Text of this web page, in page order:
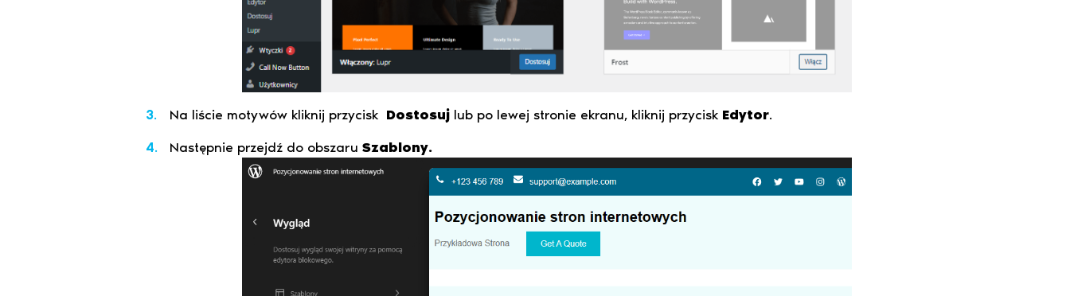
Na liście motywów kliknij przycisk Dostosuj lub po lewej stronie ekranu, kliknij przycisk Edytor.
Następnie przejdź do obszaru Szablony.